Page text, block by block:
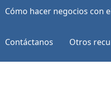
Cómo hacer negocios con
Contáctanos Otros